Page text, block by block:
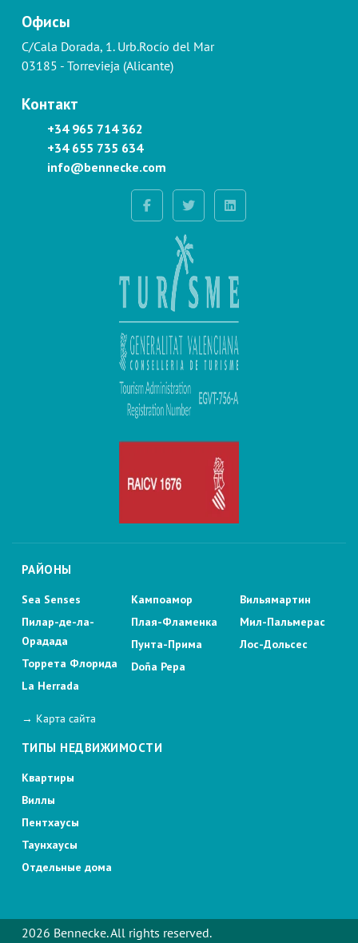
Офисы
C/Cala Dorada, 1. Urb.Rocío del Mar
03185 - Torrevieja (Alicante)
Контакт
+34 965 714 362
+34 655 735 634
info@bennecke.com
РАЙОНЫ
Sea Senses
Пилар-де-ла-
Орадада
Торрета Флорида
La Herrada
Кампоамор
Плая-Фламенка
Пунта-Прима
Doña Pepa
Вильямартин
Мил-Пальмерас
Лос-Дольсес
→ Карта сайта
ТИПЫ НЕДВИЖИМОСТИ
Квартиры
Виллы
Пентхаусы
Таунхаусы
Отдельные дома
2026 Bennecke. All rights reserved.